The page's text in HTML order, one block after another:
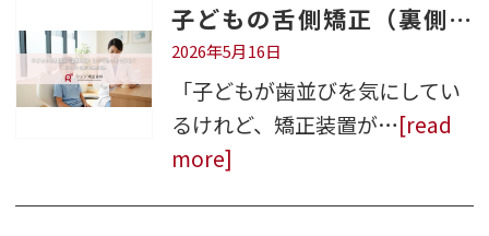
子どもの舌側矯正（裏側矯正）は小学生でもできる？目立たない矯正を徹底解説
2026年5月16日
「子どもが歯並びを気にしてい
るけれど、矯正装置が…[read
more]